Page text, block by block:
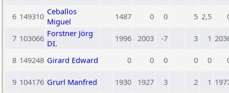
6 149310 Ceballos
Miguel
1487 0 0 5 2,5
7 103066 Forstner Jörg
DI.
1996 2003 -7 3 1
8 149248 Girard Edward 0 0 0 0 0
9 104176 Grurl Manfred 1930 1927 3 2 1